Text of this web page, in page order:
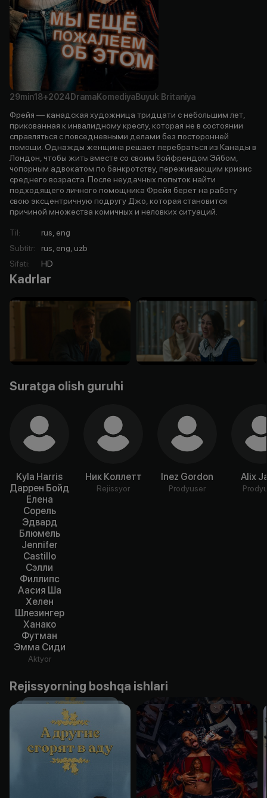
29min18+2024 DramaKomediyaBuyuk Britaniya
Фрейя — канадская художница тридцати с небольшим лет,
прикованная к инвалидному креслу, которая не в состоянии
справляться с повседневными делами без посторонней
помощи. Однажды женщина решает перебраться из Канады в
Лондон, чтобы жить вместе со своим бойфрендом Эйбом,
чопорным адвокатом по банкротству, переживающим кризис
среднего возраста. После неудачных попыток найти
подходящего личного помощника Фрейя берет на работу
свою эксцентричную подругу Джо, которая становится
причиной множества комичных и неловких ситуаций.
Til:
rus, eng
Subtitr:
rus, eng, uzb
Sifati: HD
Kadrlar
Suratga olish guruhi
Kyla Harris
Даррен Бойд
Елена
Сорель
Эдвард
Блюмель
Jennifer
Castillo
Сэлли
Филлипс
Аасия Ша
Хелен
Шлезингер
Ханако
Футман
Эмма Сиди
Aktyor
Ник Коллетт
Rejissyor
Inez Gordon
Prodyuser
Alix
Rejissyorning boshqa ishlari